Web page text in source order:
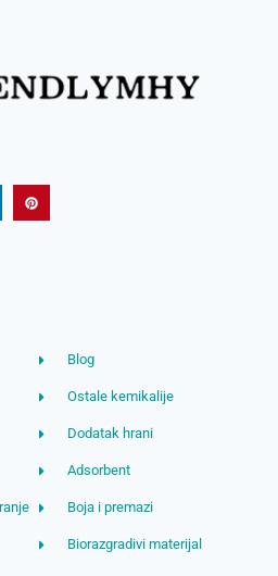
Blog
Ostale kemikalije
Dodatak hrani
Adsorbent
Boja i premazi
Biorazgradivi materijal